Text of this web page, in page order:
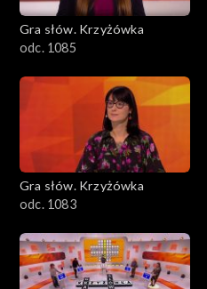
Gra słów. Krzyżówka
odc. 1085
Gra słów. Krzyżówka
odc. 1083